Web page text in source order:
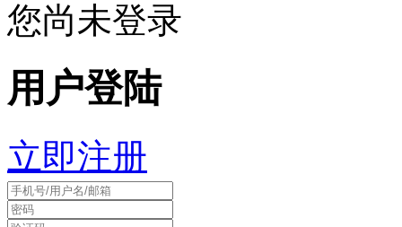
您尚未登录
用户登陆
立即注册